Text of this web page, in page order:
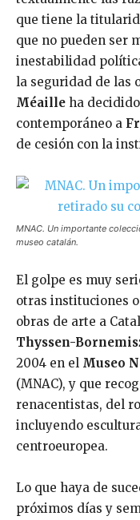
que tiene la
que no pueden ser
inestabilidad
la seguridad de las
Méaille ha
contemporáneo a
de cesión con la
MNAC. Un importante
museo catalán.
El golpe es muy
otras instituciones
obras de arte a
Thyssen-
2004 en el Museo
(MNAC), y que
renacentistas, del
incluyendo
centroeuropea.
Lo que haya de
próximos días y